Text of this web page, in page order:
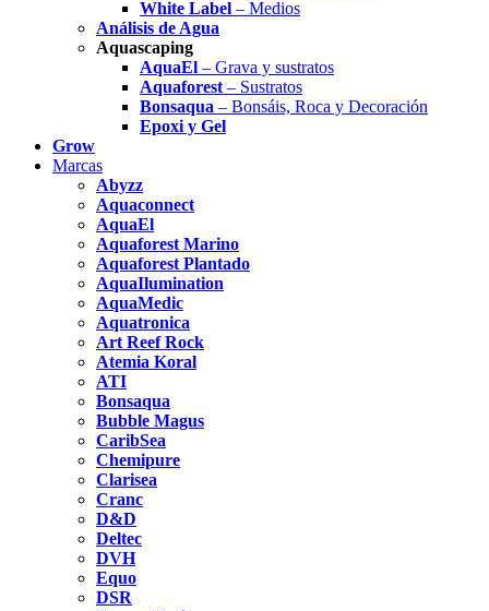
White Label – Medios
Análisis de Agua
Aquascaping
AquaEl – Grava y sustratos
Aquaforest – Sustratos
Bonsaqua – Bonsáis, Roca y Decoración
Epoxi y Gel
Grow
Marcas
Abyzz
Aquaconnect
AquaEl
Aquaforest Marino
Aquaforest Plantado
AquaIlumination
AquaMedic
Aquatronica
Art Reef Rock
Atemia Koral
ATI
Bonsaqua
Bubble Magus
CaribSea
Chemipure
Clarisea
Cranc
D&D
Deltec
DVH
Equo
DSR